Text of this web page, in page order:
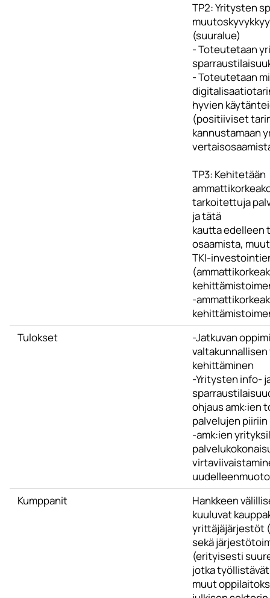
TP2: Yritysten
(suuralue)
- Toteutetaan
- Toteutetaan
hyvien
(positiiviset
kannustamaan
TP3: Kehitetään
tarkoitettuja
ja tätä
kautta
osaamista,
TKI-
-
Tulokset
-Jatkuvan
kehittäminen
-Yritysten info-
ohjaus amk:ien
palvelujen piiriin
-amk:ien
Kumppanit
Hankkeen
kuuluvat
yrittäjäjärjestöt
sekä
(erityisesti
jotka
muut